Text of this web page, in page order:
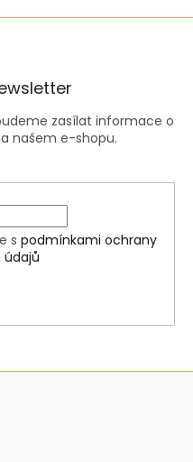
zasílat informace o
našem e-shopu.
s podmínkami ochrany
údajů